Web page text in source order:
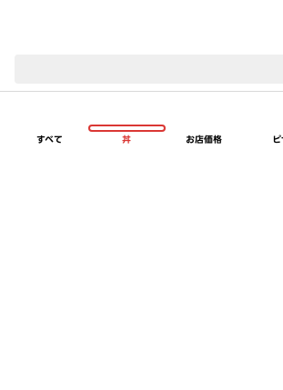
すべて 丼 お店価格